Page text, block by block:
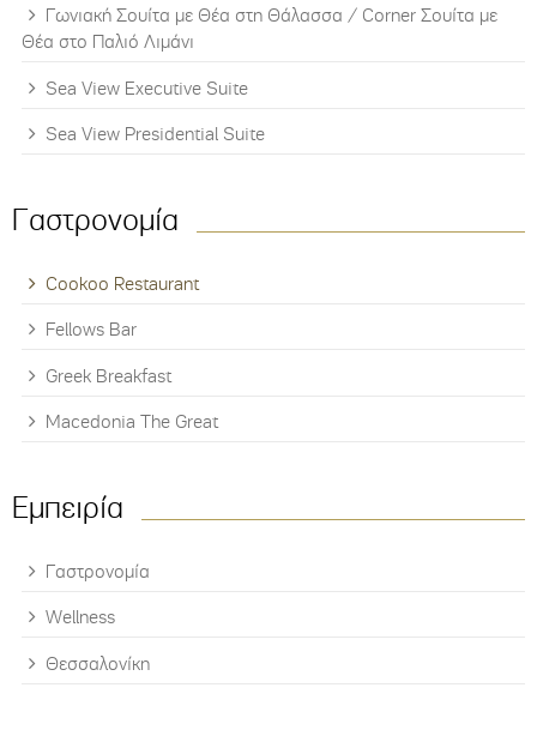
Γωνιακή Σουίτα με Θέα στη Θάλασσα / Corner Σουίτα με
Θέα στο Παλιό Λιμάνι
Sea View Executive Suite
Sea View Presidential Suite
Γαστρονομία
Cookoo Restaurant
Fellows Bar
Greek Breakfast
Macedonia The Great
Εμπειρία
Γαστρονομία
Wellness
Θεσσαλονίκη